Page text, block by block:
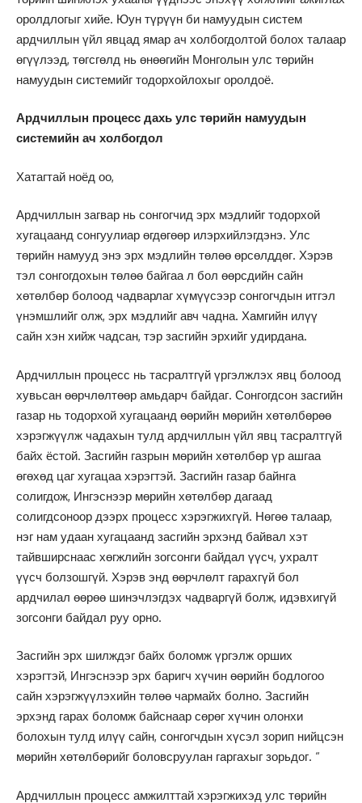
оролдлогыг хийе. Юун түрүүн би намуудын систем
ардчиллын үйл явцад ямар ач холбогдолтой болох талаар
өгүүлээд, төгсгөлд нь өнөөгийн Монголын улс төрийн
намуудын системийг тодорхойлохыг оролдоё.
Ардчиллын процесс дахь улс төрийн намуудын
системийн ач холбогдол
Хатагтай ноёд оо,
Ардчиллын загвар нь сонгогчид эрх мэдлийг тодорхой
хугацаанд сонгуулиар өгдөгөөр илэрхийлэгдэнэ. Улс
төрийн намууд энэ эрх мэдлийн төлөө өрсөлддөг. Хэрэв
тэл сонгогдохын төлөө байгаа л бол өөрсдийн сайн
хөтөлбөр болоод чадварлаг хүмүүсээр сонгогчдын итгэл
үнэмшлийг олж, эрх мэдлийг авч чадна. Хамгийн илүү
сайн хэн хийж чадсан, тэр засгийн эрхийг удирдана.
Ардчиллын процесс нь тасралтгүй үргэлжлэх явц болоод
хувьсан өөрчлөлтөөр амьдарч байдаг. Сонгогдсон засгийн
газар нь тодорхой хугацаанд өөрийн мөрийн хөтөлбөрөө
хэрэгжүүлж чадахын тулд ардчиллын үйл явц тасралтгүй
байх ёстой. Засгийн газрын мөрийн хөтөлбөр үр ашгаа
өгөхөд цаг хугацаа хэрэгтэй. Засгийн газар байнга
солигдож, Ингэснээр мөрийн хөтөлбөр дагаад
солигдсоноор дээрх процесс хэрэгжихгүй. Нөгөө талаар,
нэг нам удаан хугацаанд засгийн эрхэнд байвал хэт
тайвширснаас хөгжлийн зогсонги байдал үүсч, ухралт
үүсч болзошгүй. Хэрэв энд өөрчлөлт гарахгүй бол
ардчилал өөрөө шинэчлэгдэх чадваргүй болж, идэвхигүй
зогсонги байдал руу орно.
Засгийн эрх шилждэг байх боломж үргэлж орших
хэрэгтэй, Ингэснээр эрх баригч хүчин өөрийн бодлогоо
сайн хэрэгжүүлэхийн төлөө чармайх болно. Засгийн
эрхэнд гарах боломж байснаар сөрөг хүчин олонхи
болохын тулд илүү сайн, сонгогчдын хүсэл зорип нийцсэн
мөрийн хөтөлбөрийг боловсруулан гаргахыг зорьдог. “
Ардчиллын процесс амжилттай хэрэгжихэд улс төрийн